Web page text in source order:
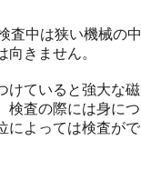
中は狭い機械の
きません。
ていると強大な
査の際には身に
よっては検査が